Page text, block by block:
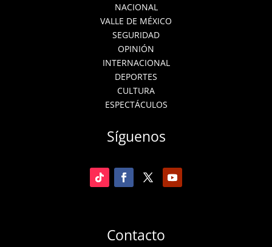
NACIONAL
VALLE DE MÉXICO
SEGURIDAD
OPINIÓN
INTERNACIONAL
DEPORTES
CULTURA
ESPECTÁCULOS
Síguenos
Contacto